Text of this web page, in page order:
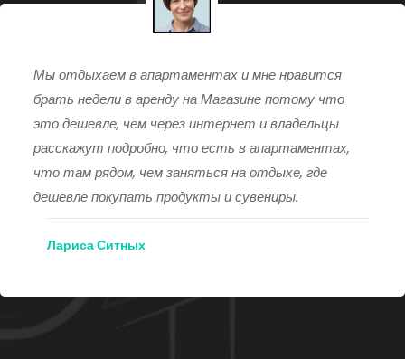
Мы отдыхаем в апартаментах и мне нравится
брать недели в аренду на Магазине потому что
это дешевле, чем через интернет и владельцы
расскажут подробно, что есть в апартаментах,
что там рядом, чем заняться на отдыхе, где
дешевле покупать продукты и сувениры.
Лариса Ситных